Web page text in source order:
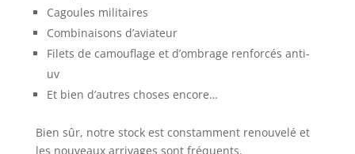
Cagoules militaires
Combinaisons d’aviateur
Filets de camouflage et d’ombrage renforcés anti-
uv
Et bien d’autres choses encore…
Bien sûr, notre stock est constamment renouvelé et
les nouveaux arrivages sont fréquents.